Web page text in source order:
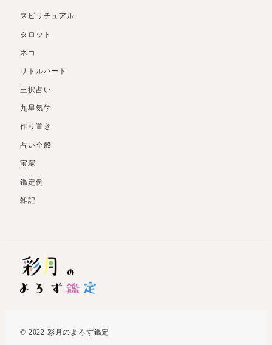
スピリチュアル
タロット
ネコ
リトルハート
三択占い
九星気学
作り置き
占い全般
宝塚
鑑定例
雑記
© 2022 彩月のよろず鑑定